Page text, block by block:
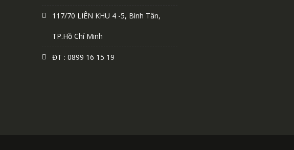
117/70 LIÊN KHU 4 -5, Bình Tân,
TP.Hồ Chí Minh
ĐT : 0899 16 15 19